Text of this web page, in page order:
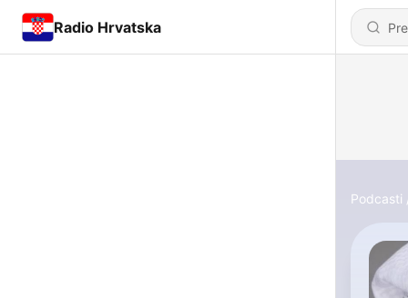
Radio Hrvatska
Podcasti